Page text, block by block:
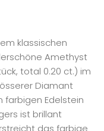
klassischen
Amethyst
total 0.20 ct.) im
Diamant
farbigen Edelstein
ist brillant
das farbige